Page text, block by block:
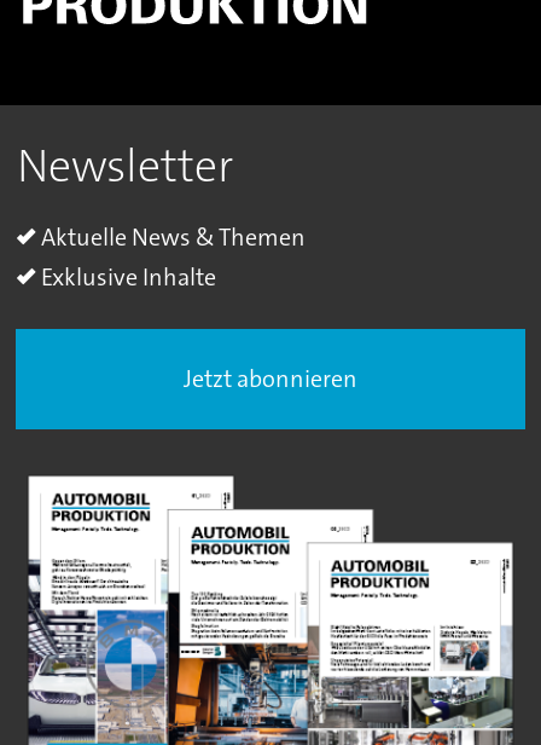
Newsletter
Aktuelle News & Themen
Exklusive Inhalte
Jetzt abonnieren